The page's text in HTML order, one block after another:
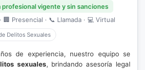
profesional vigente y sin sanciones
🏢 Presencial · 📞 Llamada · 💻 Virtual
Delitos Sexuales
de experiencia, nuestro equipo se
sexuales, brindando asesoría legal